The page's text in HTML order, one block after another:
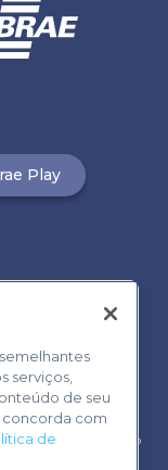
Play
Voltar ao topo
serviços,
de seu
concorda com
de